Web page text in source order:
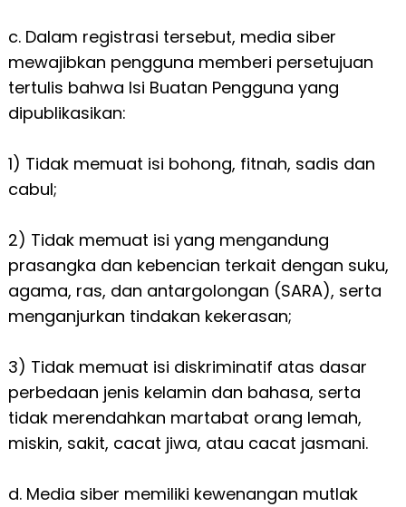
c. Dalam registrasi tersebut, media siber
mewajibkan pengguna memberi persetujuan
tertulis bahwa Isi Buatan Pengguna yang
dipublikasikan:
1) Tidak memuat isi bohong, fitnah, sadis dan
cabul;
2) Tidak memuat isi yang mengandung
prasangka dan kebencian terkait dengan suku,
agama, ras, dan antargolongan (SARA), serta
menganjurkan tindakan kekerasan;
3) Tidak memuat isi diskriminatif atas dasar
perbedaan jenis kelamin dan bahasa, serta
tidak merendahkan martabat orang lemah,
miskin, sakit, cacat jiwa, atau cacat jasmani.
d. Media siber memiliki kewenangan mutlak